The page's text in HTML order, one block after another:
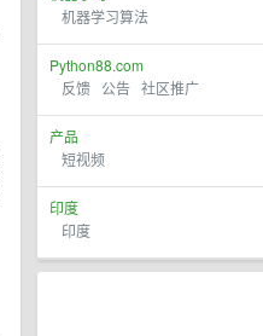
机器学习算法
Python88.com
反馈 公告 社区推广
产品
短视频
印度
印度